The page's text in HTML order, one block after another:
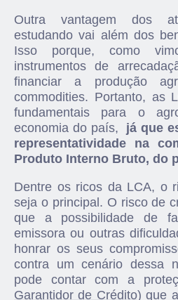
Outra vantagem dos
estudando vai além dos
Isso porque, como
instrumentos de
financiar a produção
commodities. Portanto, as
fundamentais para o
economia do país,
já que
representatividade na
Produto Interno Bruto, do
Dentre os ricos da LCA, o
seja o principal. O risco de
que a possibilidade de
emissora ou outras
honrar os seus
contra um cenário dessa
pode contar com a
Garantidor de Crédito) que